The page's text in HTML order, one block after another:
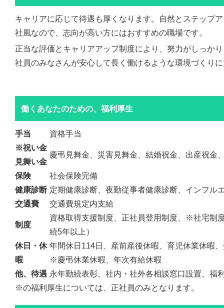
キャリアに応じて待遇も厚くなります。自然とステップ
社風なので、志向が高い方にはおすすめの職場です。
正当な評価とキャリアアップ制度により、努力がしっか
社員のみなさんが安心して長く働けるような環境づくり
働くあなたのための、福利厚生
手当
資格手当
※祝い金
見舞い金
慶弔見舞金、災害見舞金、結婚祝金、出産祝金
保険
社会保険完備
健康診断 定期健康診断、夜勤従事者健康診断、インフル
交通費
交通費規定内支給
制度
資格取得支援制度、正社員登用制度、※社宅制
続5年以上）
休日・休
暇
年間休日114日、産前産後休暇、育児休業休暇
※慶弔休業休暇、年次有給休暇
他、待遇 永年勤続表彰、社内・社外各相談窓口設置、
※の福利厚生については、正社員のみとなります。